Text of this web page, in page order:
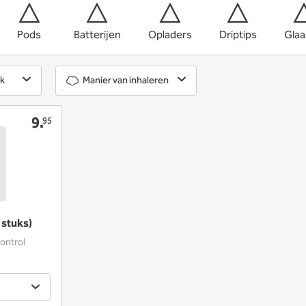
Pods Batterijen Opladers Driptips
Manier van inhaleren
9.95